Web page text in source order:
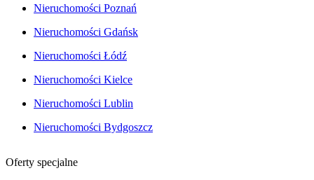
Nieruchomości Poznań
Nieruchomości Gdańsk
Nieruchomości Łódź
Nieruchomości Kielce
Nieruchomości Lublin
Nieruchomości Bydgoszcz
Oferty specjalne